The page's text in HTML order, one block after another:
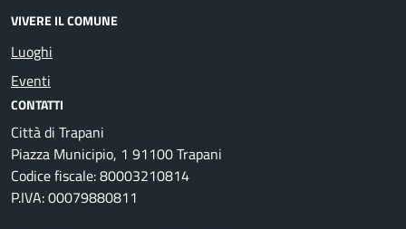
VIVERE IL COMUNE
Luoghi
Eventi
CONTATTI
Città di Trapani
Piazza Municipio, 1 91100 Trapani
Codice fiscale: 80003210814
P.IVA: 00079880811